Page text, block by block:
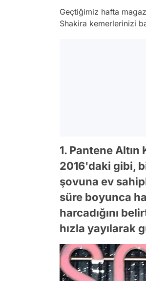
Geçtiğimiz hafta
Shakira kemerlerinizi
1. Pantene
2016'daki gibi,
şovuna ev
süre boyunca
harcadığını
hızla yayılarak